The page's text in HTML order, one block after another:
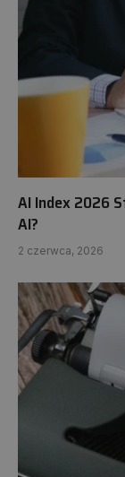
AI Index 2026
AI?
2 czerwca, 2026